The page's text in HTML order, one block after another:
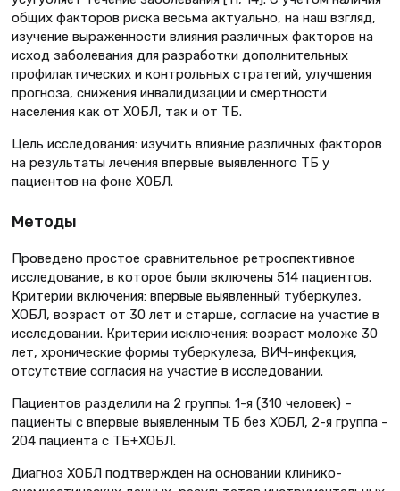
общих факторов риска весьма актуально, на наш взгляд,
изучение выраженности влияния различных факторов на
исход заболевания для разработки дополнительных
профилактических и контрольных стратегий, улучшения
прогноза, снижения инвалидизации и смертности
населения как от ХОБЛ, так и от ТБ.
Цель исследования: изучить влияние различных факторов
на результаты лечения впервые выявленного ТБ у
пациентов на фоне ХОБЛ.
Методы
Проведено простое сравнительное ретроспективное
исследование, в которое были включены 514 пациентов.
Критерии включения: впервые выявленный туберкулез,
ХОБЛ, возраст от 30 лет и старше, согласие на участие в
исследовании. Критерии исключения: возраст моложе 30
лет, хронические формы туберкулеза, ВИЧ-инфекция,
отсутствие согласия на участие в исследовании.
Пациентов разделили на 2 группы: 1-я (310 человек) –
пациенты с впервые выявленным ТБ без ХОБЛ, 2-я группа –
204 пациента с ТБ+ХОБЛ.
Диагноз ХОБЛ подтвержден на основании клинико-